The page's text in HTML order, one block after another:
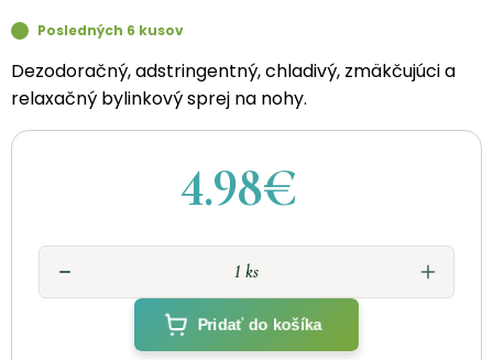
Posledných 6 kusov
Dezodoračný, adstringentný, chladivý, zmäkčujúci a
relaxačný bylinkový sprej na nohy.
4.98€
Pridať do košíka